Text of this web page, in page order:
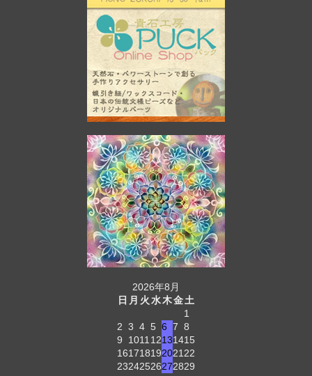
2026年8月
日 月 火水木金土
1
2 3 4 5 6 7 8
9
1011 12131415
161718192021 22
23242526272829